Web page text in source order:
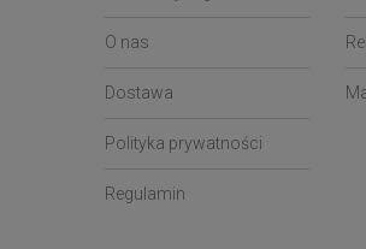
O nas
Dostawa
Polityka prywatności
Regulamin